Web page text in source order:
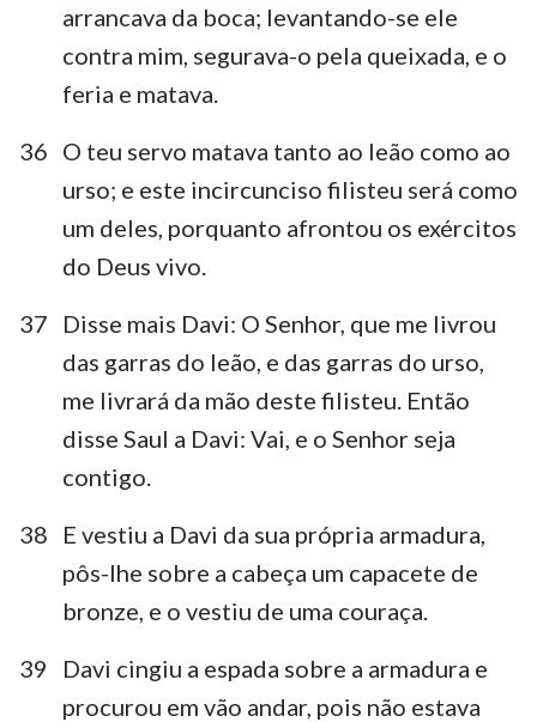
1 2 3 4 5 6
8
29
30 31
arrancava da boca; levantando-se ele
contra mim, segurava-o pela queixada, e o
feria e matava.
36 O teu servo matava tanto ao leão como ao
urso; e este incircunciso filisteu será como
um deles, porquanto afrontou os exércitos
do Deus vivo.
37
Disse mais Davi: O Senhor, que me livrou
das garras do leão, e das garras do urso,
me livrará da mão deste filisteu. Então
disse Saul a Davi: Vai, e o Senhor seja
contigo.
38
E vestiu a Davi da sua própria armadura,
pôs-lhe sobre a cabeça um capacete de
bronze, e o vestiu de uma couraça.
39
Davi cingiu a espada sobre a armadura e
procurou em vão andar, pois não estava